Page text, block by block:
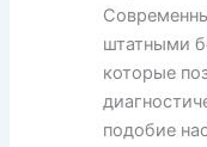
штатными
которые
подобие